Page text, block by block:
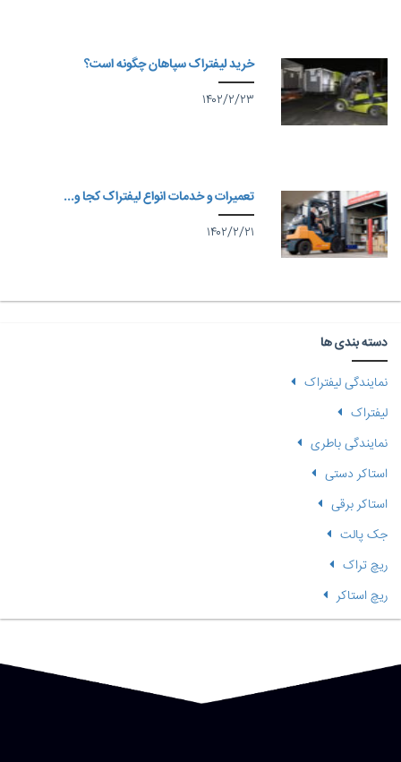
خرید لیفتراک سپاهان چگونه است؟
۱۴۰۲/۲/۲۳
تعمیرات و خدمات انواع لیفتراک کجا و...
۱۴۰۲/۲/۲۱
دسته بندی ها
نمایندگی لیفتراک
لیفتراک
نمایندگی باطری
استاکر دستی
استاکر برقی
جک پالت
ریچ تراک
ریچ استاکر